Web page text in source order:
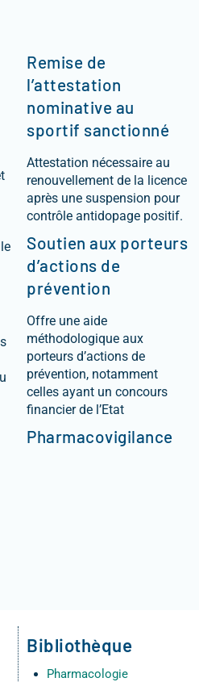
Remise de
l’attestation
nominative au
sportif sanctionné
Attestation nécessaire au
renouvellement de la licence
après une suspension pour
contrôle antidopage positif.
Soutien aux porteurs
d’actions de
prévention
Offre une aide
méthodologique aux
porteurs d’actions de
prévention, notamment
celles ayant un concours
financier de l’Etat
Pharmacovigilance
Bibliothèque
Pharmacologie